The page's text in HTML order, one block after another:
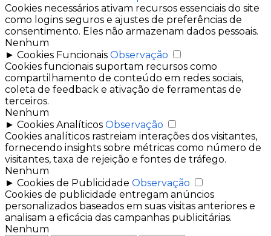
Cookies necessários ativam recursos essenciais do site
como logins seguros e ajustes de preferências de
consentimento. Eles não armazenam dados pessoais.
Nenhum
► Cookies Funcionais Observação
Cookies funcionais suportam recursos como
compartilhamento de conteúdo em redes sociais,
coleta de feedback e ativação de ferramentas de
terceiros.
Nenhum
► Cookies Analíticos Observação
Cookies analíticos rastreiam interações dos visitantes,
fornecendo insights sobre métricas como número de
visitantes, taxa de rejeição e fontes de tráfego.
Nenhum
► Cookies de Publicidade Observação
Cookies de publicidade entregam anúncios
personalizados baseados em suas visitas anteriores e
analisam a eficácia das campanhas publicitárias.
Nenhum